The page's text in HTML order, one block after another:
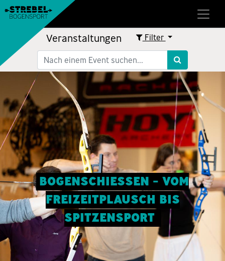
Veranstaltungen Filter
BOGENSCHIESSEN - VOM
FREIZEITPLAUSCH BIS
SPITZENSPORT